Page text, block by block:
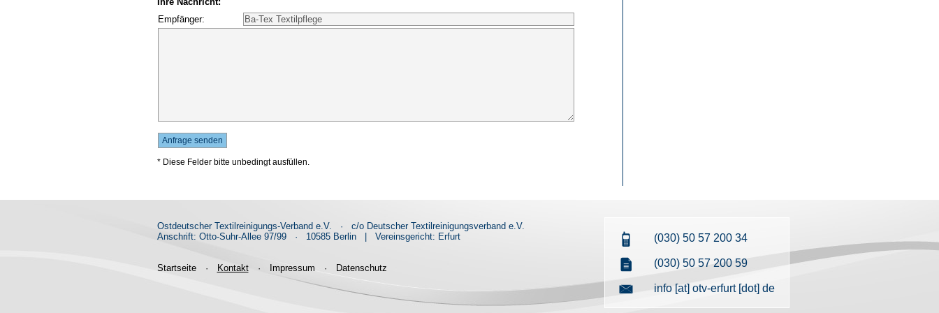
Empfänger:
* Diese Felder bitte unbedingt ausfüllen.
Ostdeutscher Textilreinigungs-Verband e.V. ·
c/o Deutscher Textilreinigungsverband e.V.
Anschrift: Otto-Suhr-Allee 97/99
· 10585 Berlin Vereinsgericht: Erfurt
Startseite · Kontakt · Impressum · Datenschutz
(030) 50 57 200 34
(030) 50 57 200 59
info [at] otv-erfurt [dot] de